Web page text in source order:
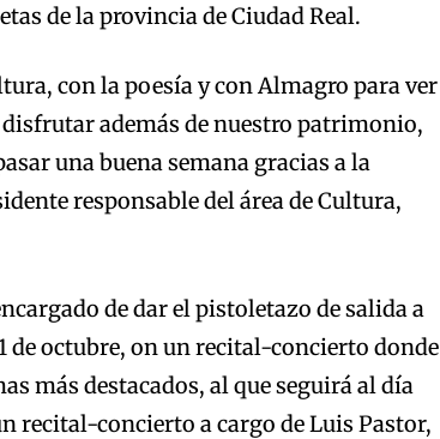
de la provincia de Ciudad Real.
con la poesía y con Almagro para ver
además de nuestro patrimonio,
una buena semana gracias a la
responsable del área de Cultura,
de dar el pistoletazo de salida a
de octubre, on un recital-concierto donde
más destacados, al que seguirá al día
recital-concierto a cargo de Luis Pastor,